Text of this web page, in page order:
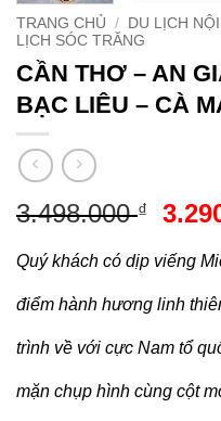
TRANG CHỦ / DU LỊCH
LỊCH SÓC TRĂNG
CẦN THƠ – AN
BẠC LIÊU – CÀ
3.498.000₫
Giá
là:
Quý khách có dịp viếng
điểm hành hương linh
trình về với cực Nam tổ
mặn chụp hình cùng cột